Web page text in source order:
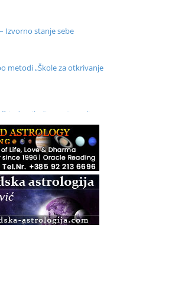
Izvorno stanje sebe
metodi „Škole za otkrivanje
iz drugih dimenzija Online –
tečaj, Zagreb i Online
stres